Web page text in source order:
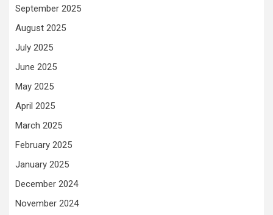
September 2025
August 2025
July 2025
June 2025
May 2025
April 2025
March 2025
February 2025
January 2025
December 2024
November 2024